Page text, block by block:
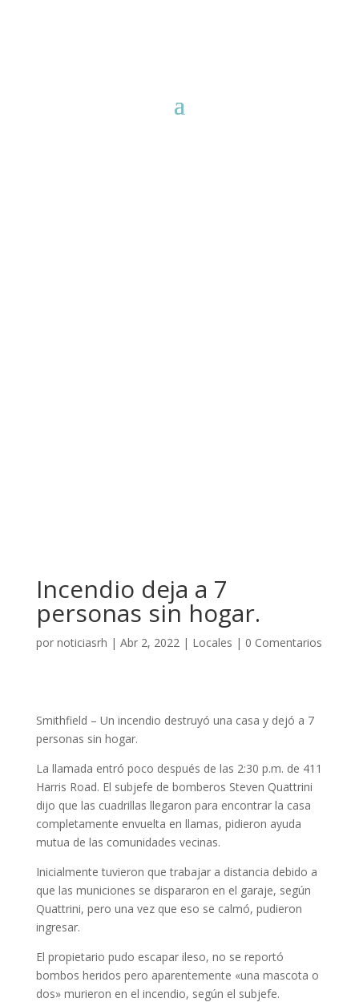
Incendio deja a 7
personas sin hogar.
por noticiasrh | Abr 2, 2022| Locales | 0 Comentarios
Smithfield – Un incendio destruyó una casa y dejó a 7
personas sin hogar.
La llamada entró poco después de las 2:30 p.m. de 411
Harris Road. El subjefe de bomberos Steven Quattrini
dijo que las cuadrillas llegaron para encontrar la casa
completamente envuelta en llamas, pidieron ayuda
mutua de las comunidades vecinas.
Inicialmente tuvieron que trabajar a distancia debido a
que las municiones se dispararon en el garaje, según
Quattrini, pero una vez que eso se calmó, pudieron
ingresar.
El propietario pudo escapar ileso, no se reportó
bombos heridos pero aparentemente «una mascota o
dos» murieron en el incendio, según el subjefe.